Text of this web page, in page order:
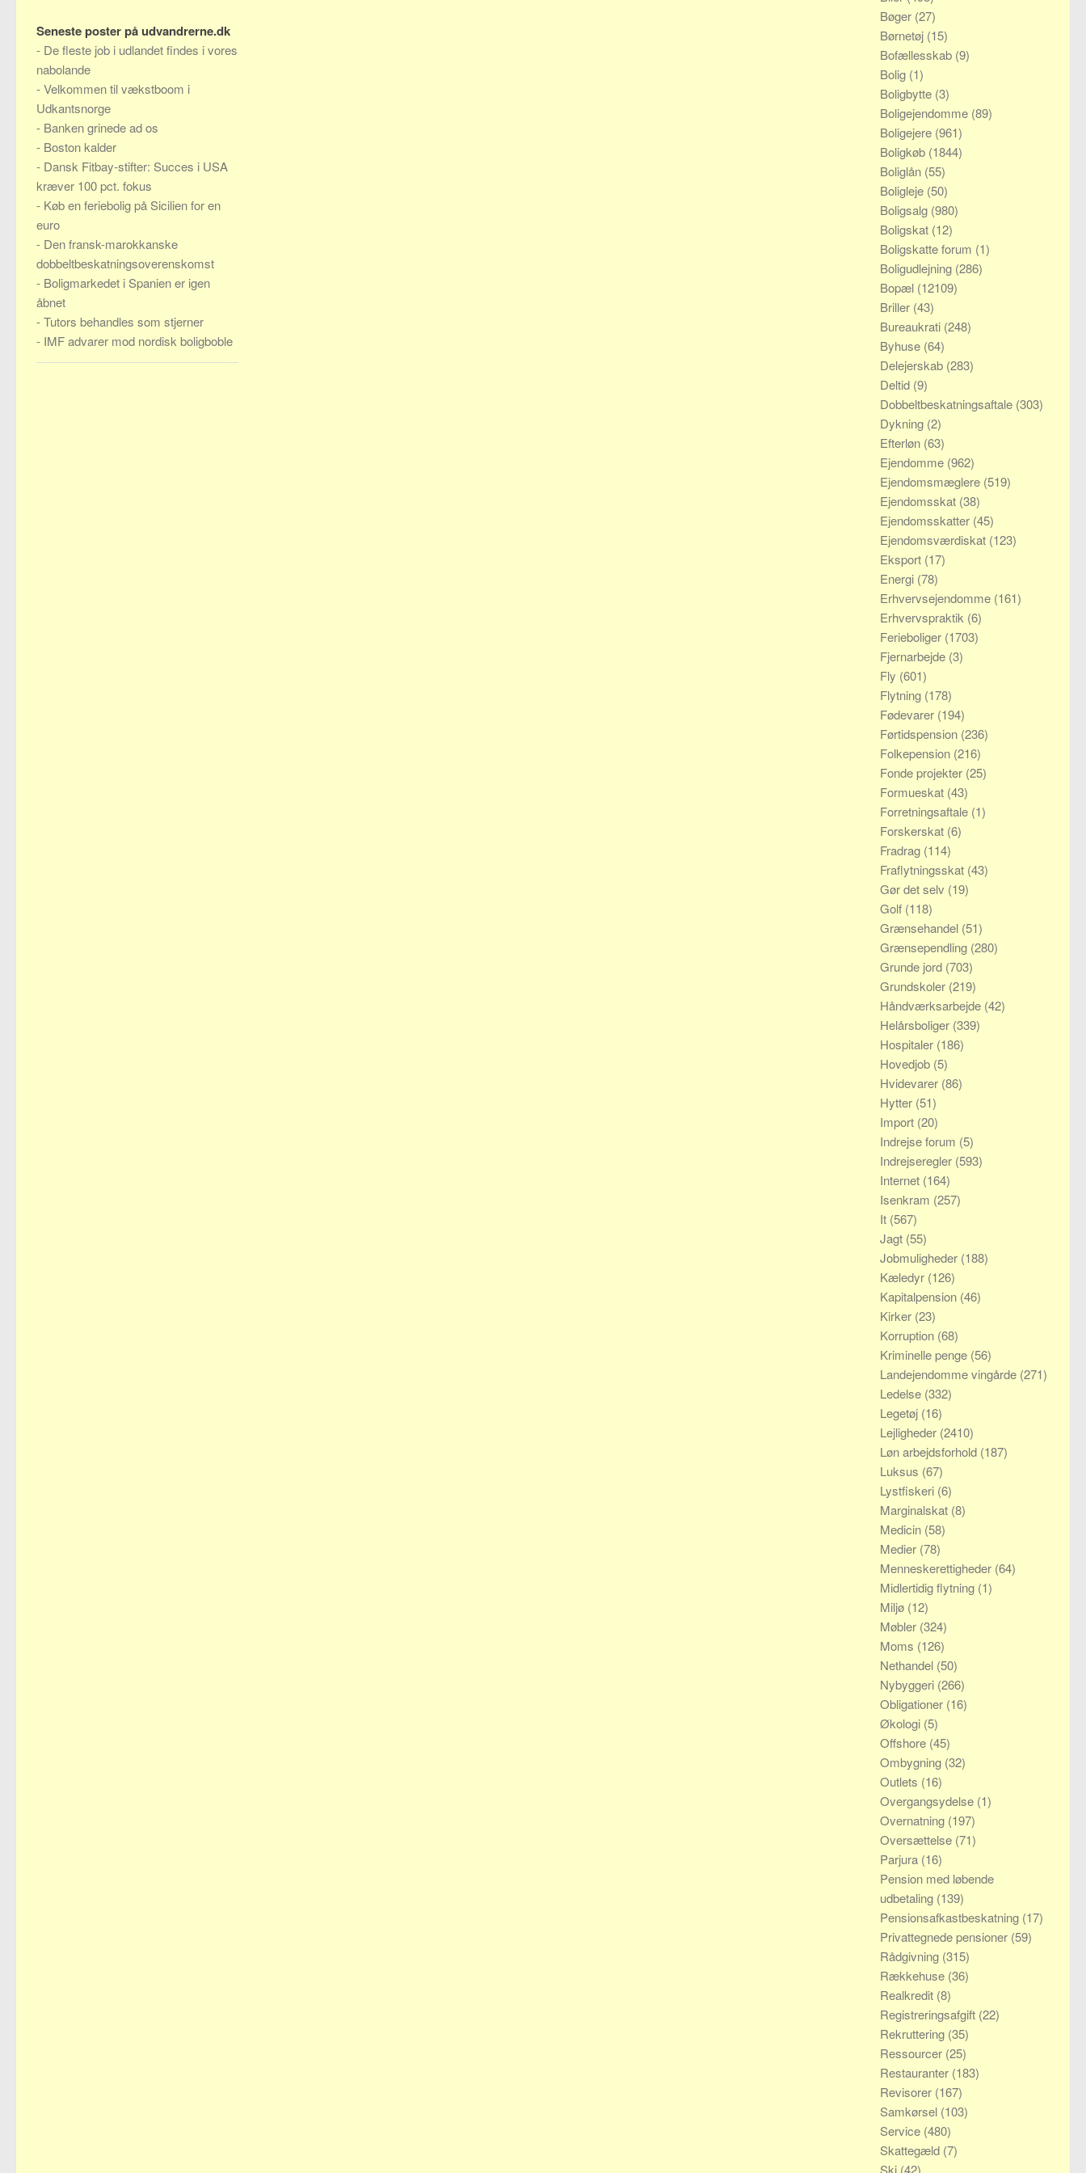
Seneste poster på udvandrerne.dk
- De fleste job i udlandet findes i vores
nabolande
-Velkommen til vækstboom i
Udkantsnorge
- Banken grinede ad os
- Boston kalder
- Dansk Fitbay-stifter: Succes i USA
kræver 100 pct. fokus
- Køb en feriebolig på Sicilien for en
euro
- Den fransk-marokkanske
dobbeltbeskatningsoverenskomst
- Boligmarkedet i Spanien er igen
åbnet
-Tutors behandles som stjerner
- IMF advarer mod nordisk boligboble
Bøger (27)
Børnetøj (15)
Bofællesskab (9)
Bolig (1)
Boligbytte (3)
Boligejendomme (89)
Boligejere (961)
Boligkøb (1844)
Boliglån (55)
Boligleje (50)
Boligsalg (980)
Boligskat (12)
Boligskatte forum (1)
Boligudlejning (286)
Bopæl (12109)
Briller (43)
Bureaukrati (248)
Byhuse (64)
Delejerskab (283)
Deltid (9)
Dobbeltbeskatningsaftale (303)
Dykning (2)
Efterløn (63)
Ejendomme (962)
Ejendomsmæglere (519)
Ejendomsskat (38)
Ejendomsskatter (45)
Ejendomsværdiskat (123)
Eksport (17)
Energi (78)
Erhvervsejendomme (161)
Erhvervspraktik (6)
Ferieboliger (1703)
Fjernarbejde (3)
Fly (601)
Flytning (178)
Fødevarer (194)
Førtidspension (236)
Folkepension (216)
Fonde projekter (25)
Formueskat (43)
Forretningsaftale (1)
Forskerskat (6)
Fradrag (114)
Fraflytningsskat (43)
Gør det selv (19)
Golf (118)
Grænsehandel (51)
Grænsependling (280)
Grunde jord (703)
Grundskoler (219)
Håndværksarbejde (42)
Helårsboliger (339)
Hospitaler (186)
Hovedjob (5)
Hvidevarer (86)
Hytter (51)
Import (20)
Indrejse forum (5)
Indrejseregler (593)
Internet (164)
Isenkram (257)
It (567)
Jagt (55)
Jobmuligheder (188)
Kæledyr (126)
Kapitalpension (46)
Kirker (23)
Korruption (68)
Kriminelle penge (56)
Landejendomme vingårde (271)
Ledelse (332)
Legetøj (16)
Lejligheder (2410)
Løn arbejdsforhold (187)
Luksus (67)
Lystfiskeri (6)
Marginalskat (8)
Medicin (58)
Medier (78)
Menneskerettigheder (64)
Midlertidig flytning (1)
Miljø (12)
Møbler (324)
Moms (126)
Nethandel (50)
Nybyggeri (266)
Obligationer (16)
Økologi (5)
Offshore (45)
Ombygning (32)
Outlets (16)
Overgangsydelse (1)
Overnatning (197)
Oversættelse (71)
Parjura (16)
Pension med løbende
udbetaling (139)
Pensionsafkastbeskatning (17)
Privattegnede pensioner (59)
Rådgivning (315)
Rækkehuse (36)
Realkredit (8)
Registreringsafgift (22)
Rekruttering (35)
Ressourcer (25)
Restauranter (183)
Revisorer (167)
Samkørsel (103)
Service (480)
Skattegæld (7)
Ski (42)